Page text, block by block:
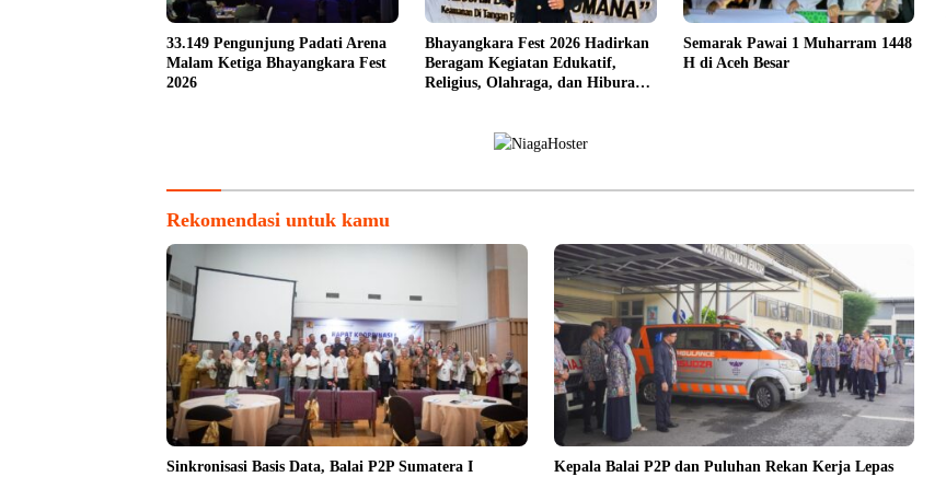
33.149 Pengunjung Padati Arena
Malam Ketiga Bhayangkara Fest
2026
Bhayangkara Fest 2026 Hadirkan
Beragam Kegiatan Edukatif,
Religius, Olahraga, dan Hiburan
Semarak Pawai 1 Muharram 1448
H di Aceh Besar
Rekomendasi untuk kamu
Sinkronisasi Basis Data, Balai P2P Sumatera I
Kepala Balai P2P dan Puluhan Rekan Kerja Lepas